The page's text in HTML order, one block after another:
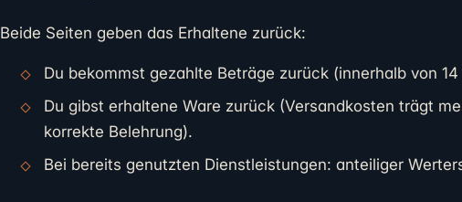
Beide Seiten geben das Erhaltene zurück:
Du bekommst gezahlte Beträge zurück (innerhalb von 14
Du gibst erhaltene Ware zurück (Versandkosten trägt
korrekte Belehrung).
Bei bereits genutzten Dienstleistungen: anteiliger